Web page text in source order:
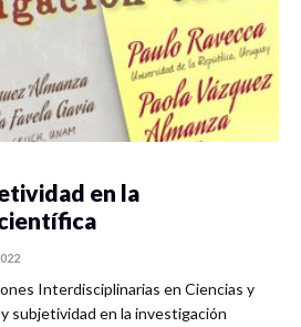
en la
Interdisciplinarias en Ciencias y
subjetividad en la investigación